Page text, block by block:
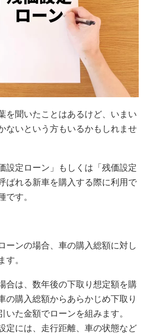
を聞いたことはあるけど、いまい
ないという方もいるかもしれませ
設定ローン」もしくは「残価設定
ばれる新車を購入する際に利用で
です。
ーンの場合、車の購入総額に対し
す。
合は、数年後の下取り想定額を購
の購入総額からあらかじめ下取り
いた金額でローンを組みます。
定には、走行距離、車の状態など